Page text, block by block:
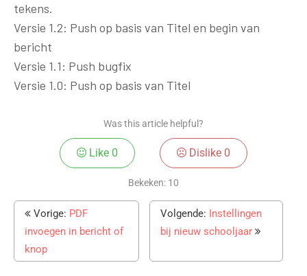
tekens.
Versie 1.2: Push op basis van Titel en begin van
bericht
Versie 1.1: Push bugfix
Versie 1.0: Push op basis van Titel
Was this article helpful?
Like 0 Dislike 0
Bekeken: 10
Vorige: PDF
invoegen in bericht of
knop
Volgende: Instellingen
bij nieuw schooljaar